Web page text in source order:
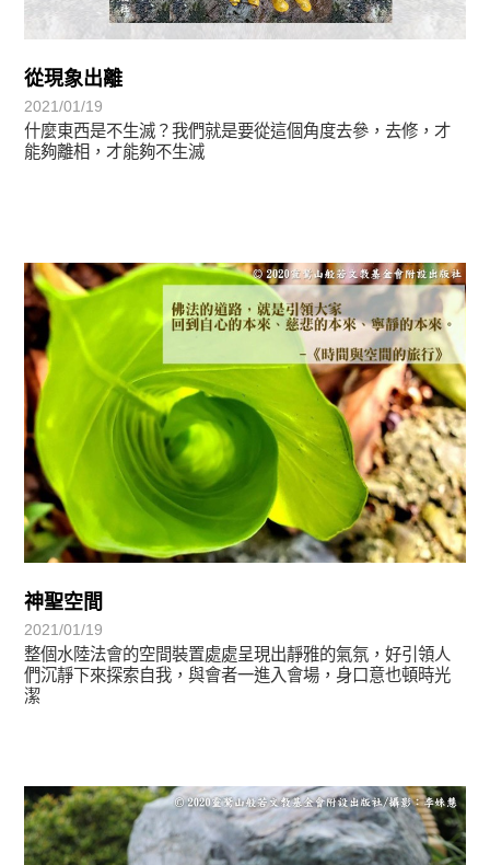
從現象出離
2021/01/19
什麼東西是不生滅？我們就是要從這個角度去參，去修，才
能夠離相，才能夠不生滅
神聖空間
2021/01/19
整個水陸法會的空間裝置處處呈現出靜雅的氣氛，好引領人
們沉靜下來探索自我，與會者一進入會場，身口意也頓時光
潔
心光乍現
心光乍現